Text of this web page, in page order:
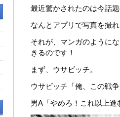
最近驚かされたのは今話
なんとアプリで写真を撮
それが、マンガのように
きるのです！
まず、ウサビッチ。
ウサビッチ「俺、この戦
男A「やめろ！これ以上